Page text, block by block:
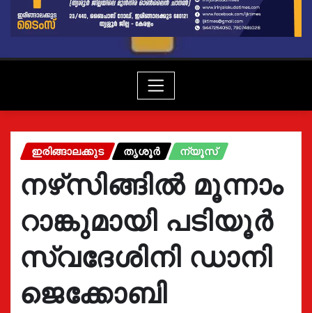
ഇരിങ്ങാലക്കുട തൃശൂർ ന്യൂസ്
നഴ്‌സിങ്ങിൽ മൂന്നാം
റാങ്കുമായി പടിയൂർ
സ്വദേശിനി ഡാനി
ജെക്കോബി